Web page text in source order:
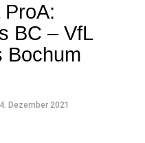
ProA:
BC – VfL
Bochum
Dezember 2021